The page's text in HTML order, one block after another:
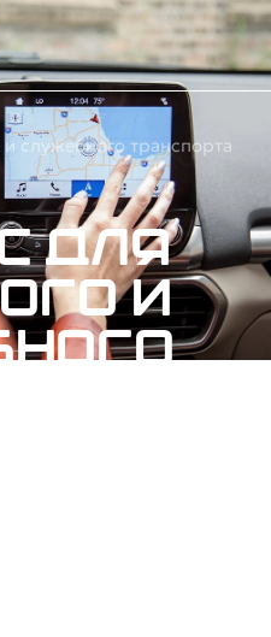
служебного транспорта
для
и